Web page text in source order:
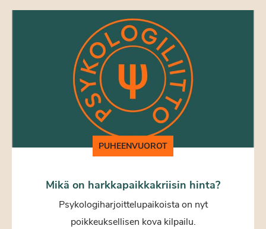
PUHEENVUOROT
Mikä on harkkapaikkakriisin hinta?
Psykologiharjoittelupaikoista on nyt
poikkeuksellisen kova kilpailu.